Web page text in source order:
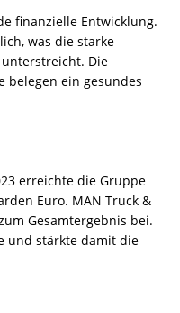
finanzielle Entwicklung.
was die starke
Die
belegen ein gesundes
erreichte die Gruppe
Euro. MAN Truck &
Gesamtergebnis bei.
und stärkte damit die